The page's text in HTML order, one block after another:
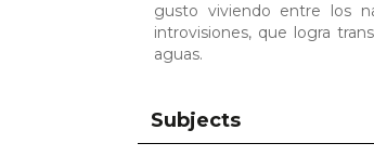
gusto viviendo entre los
introvisiones, que logra
aguas.
Subjects